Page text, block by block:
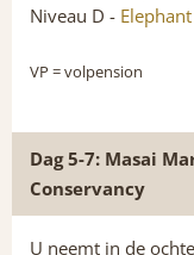
Niveau D -
VP = volpension
Dag 5-7: Masai
Conservancy
U neemt in de